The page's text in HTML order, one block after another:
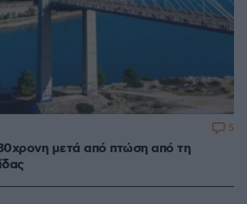
μετά από πτώση από τη
5